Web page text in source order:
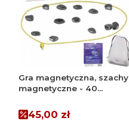
Gra magnetyczna, szachy
magnetyczne - 40
Cena promocyjna
45,00 zł